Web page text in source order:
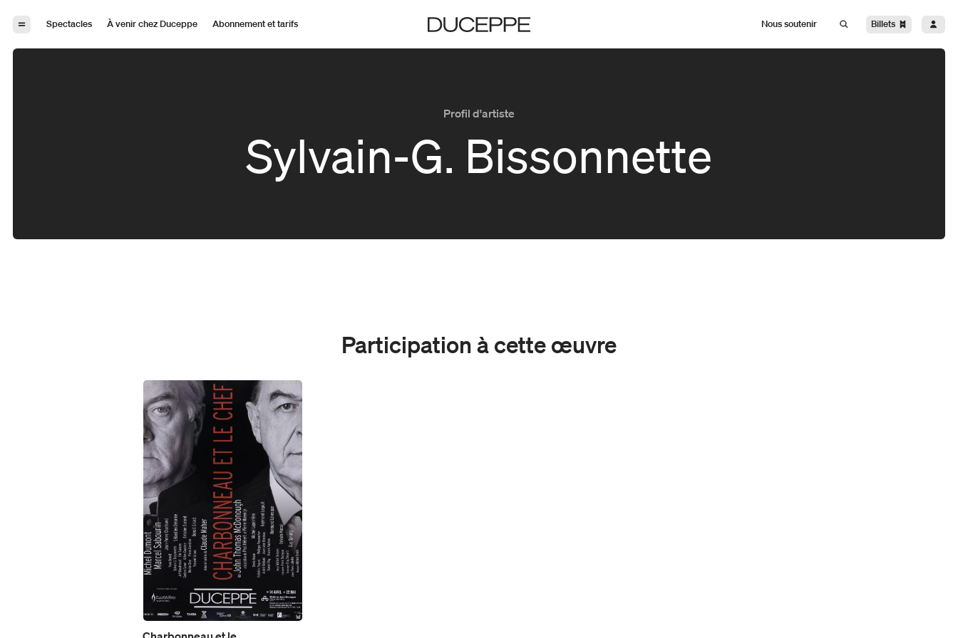
Spectacles
À venir chez Duceppe
Abonnement et tarifs
Duceppe
Nous soutenir Billets
Profil d'artiste
Sylvain-G. Bissonnette
Participation à cette œuvre